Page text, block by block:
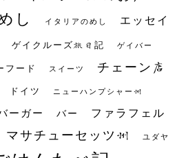
し イタリアのめし エッセイ
ゲイクルーズ旅日記 ゲイバー
フード スイーツ チェーン店
ドイツ ニューハンプシャー州
ーガー バー ファラフェル
マサチューセッツ州 ユダヤ